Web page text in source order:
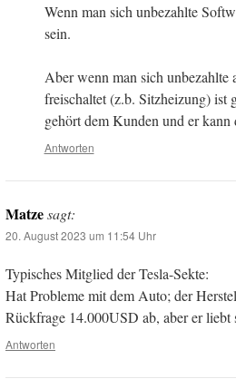
Wenn man sich unbezahlte
sein.
Aber wenn man sich unbezahlte
freischaltet (z.b. Sitzheizung) ist
gehört dem Kunden und er
Antworten
Matzesagt:
20. August 2023 um 11:54 Uhr
Typisches Mitglied der Tesla-Sekte:
Hat Probleme mit dem Auto; der
Rückfrage 14.000USD ab, aber er liebt
Antworten